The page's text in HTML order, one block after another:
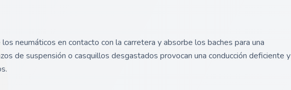
neumáticos en contacto con la carretera y absorbe los baches para una
de suspensión o casquillos desgastados provocan una conducción deficiente y